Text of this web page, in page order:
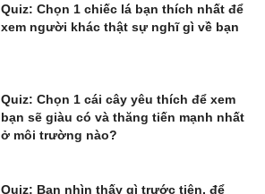
Quiz: Chọn 1 chiếc lá bạn thích nhất để
xem người khác thật sự nghĩ gì về bạn
Quiz: Chọn 1 cái cây yêu thích để xem
bạn sẽ giàu có và thăng tiến mạnh nhất
ở môi trường nào?
Quiz: Bạn nhìn thấy gì trước tiên, để